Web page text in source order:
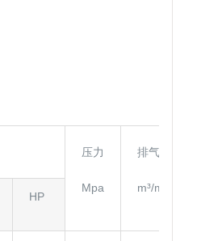
压力
Mpa
排气量
m³/min
HP